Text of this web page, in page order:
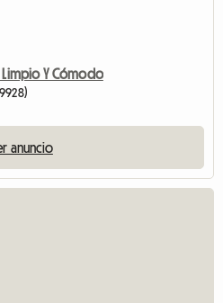
Limpio Y Cómodo
anuncio